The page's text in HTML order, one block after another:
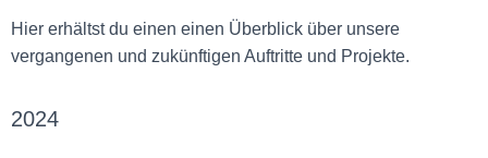
Hier erhältst du einen einen Überblick über unsere
vergangenen und zukünftigen Auftritte und Projekte.
2024